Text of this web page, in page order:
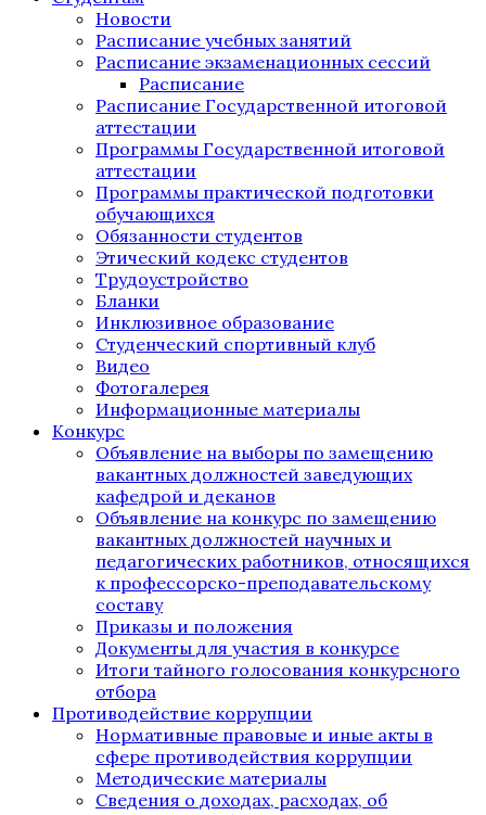
Новости
Расписание учебных занятий
Расписание экзаменационных сессий
Расписание
Расписание Государственной итоговой
аттестации
Программы Государственной итоговой
аттестации
Программы практической подготовки
обучающихся
Обязанности студентов
Этический кодекс студентов
Трудоустройство
Бланки
Инклюзивное образование
Студенческий спортивный клуб
Видео
Фотогалерея
Информационные материалы
Конкурс
Объявление на выборы по замещению
вакантных должностей заведующих
кафедрой и деканов
Объявление на конкурс по замещению
вакантных должностей научных и
педагогических работников, относящихся
к профессорско-преподавательскому
составу
Приказы и положения
Документы для участия в конкурсе
Итоги тайного голосования конкурсного
отбора
Противодействие коррупции
Нормативные правовые и иные акты в
сфере противодействия коррупции
Методические материалы
Сведения о доходах, расходах, об